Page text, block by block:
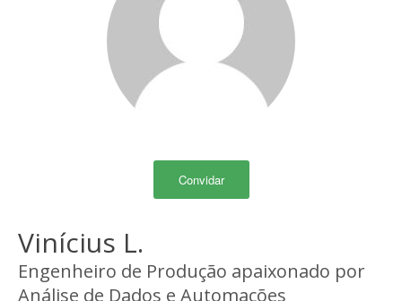
Convidar
Vinícius L.
Engenheiro de Produção apaixonado por
Análise de Dados e Automações